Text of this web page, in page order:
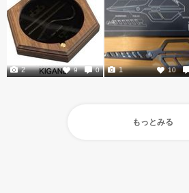
9 0
2 10
1
もっとみる